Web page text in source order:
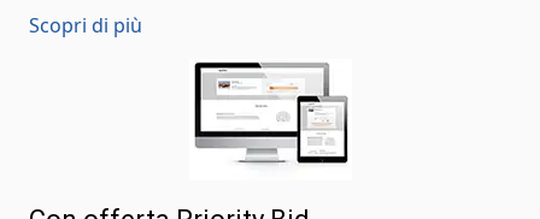
Scopri di più